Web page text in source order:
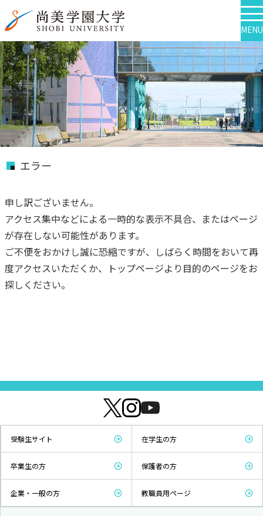
MENU
エラー
申し訳ございません。
アクセス集中などによる一時的な表示不具合、またはページ
が存在しない可能性があります。
ご不便をおかけし誠に恐縮ですが、しばらく時間をおいて再
度アクセスいただくか、トップページより目的のページをお
探しください。
受験生サイト 在学生の方
卒業生の方 保護者の方
企業・一般の方 教職員用ページ